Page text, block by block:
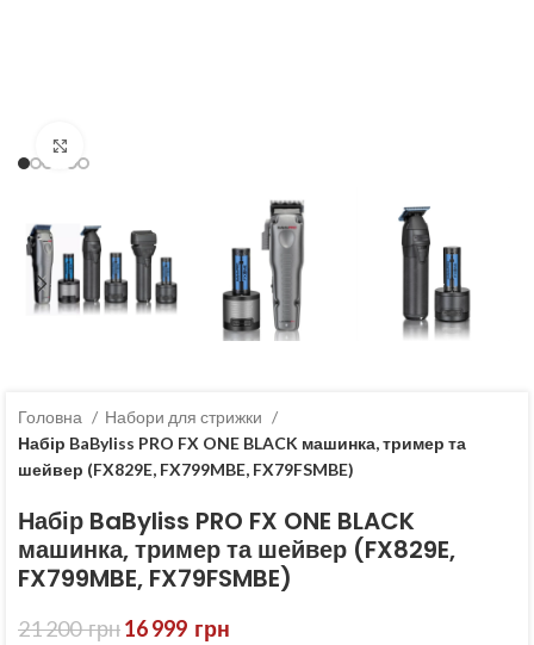
Головна
Набори для стрижки
Набір BaByliss PRO FX ONE BLACK машинка, тример та
шейвер (FX829E, FX799MBE, FX79FSMBE)
Набір BaByliss PRO FX ONE BLACK
машинка, тример та шейвер (FX829E,
FX799MBE, FX79FSMBE)
21 200грн16 999 грн